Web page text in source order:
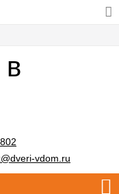
vdom.ru